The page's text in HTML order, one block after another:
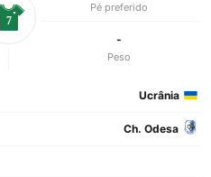
Pé preferido
-
Peso
7
Ucrânia
Ch. Odesa